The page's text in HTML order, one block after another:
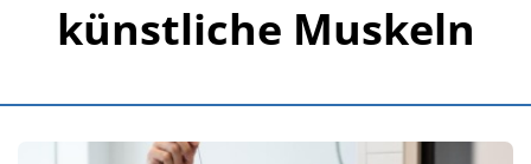
künstliche Muskeln